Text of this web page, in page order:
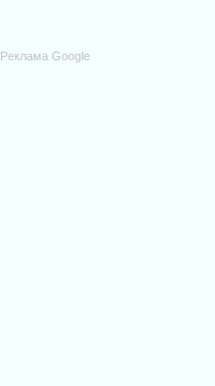
Реклама Google